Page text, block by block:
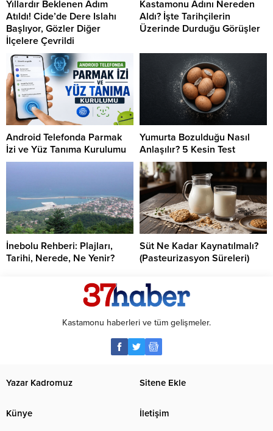
Yıllardır Beklenen Adım
Atıldı! Cide’de Dere Islahı
Başlıyor, Gözler Diğer
İlçelere Çevrildi
Kastamonu Adını Nereden
Aldı? İşte Tarihçilerin
Üzerinde Durduğu Görüşler
Android Telefonda Parmak
İzi ve Yüz Tanıma Kurulumu
Yumurta Bozulduğu Nasıl
Anlaşılır? 5 Kesin Test
İnebolu Rehberi: Plajları,
Tarihi, Nerede, Ne Yenir?
Süt Ne Kadar Kaynatılmalı?
(Pasteurizasyon Süreleri)
Kastamonu haberleri ve tüm gelişmeler.
Yazar Kadromuz Sitene Ekle
Künye İletişim